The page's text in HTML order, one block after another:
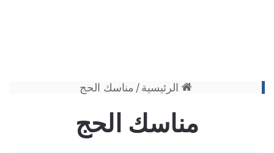
الرئيسية / مناسك الحج
مناسك الحج